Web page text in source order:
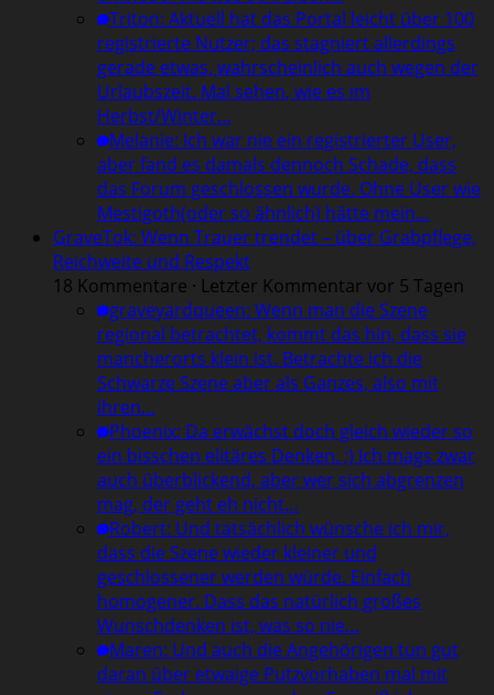
Triton: Aktuell hat das Portal leicht über 100
registrierte Nutzer; das stagniert allerdings
gerade etwas, wahrscheinlich auch wegen der
Urlaubszeit. Mal sehen, wie es im
Herbst/Winter…
Melanie: Ich war nie ein registrierter User,
aber fand es damals dennoch Schade, dass
das Forum geschlossen wurde. Ohne User wie
Mestigoth(oder so ähnlich) hätte mein…
GraveTok: Wenn Trauer trendet – über Grabpflege,
Reichweite und Respekt
18 Kommentare · Letzter Kommentar vor 5 Tagen
graveyardqueen: Wenn man die Szene
regional betrachtet, kommt das hin, dass sie
mancherorts klein ist. Betrachte ich die
Schwarze Szene aber als Ganzes, also mit
ihren…
Phoenix: Da erwächst doch gleich wieder so
ein bisschen elitäres Denken. ;) Ich mags zwar
auch überblickend, aber wer sich abgrenzen
mag, der geht eh nicht…
Robert: Und tatsächlich wünsche ich mir,
dass die Szene wieder kleiner und
geschlossener werden würde. Einfach
homogener. Dass das natürlich großes
Wunschdenken ist, was so nie…
Maren: Und auch die Angehörigen tun gut
daran über etwaige Putzvorhaben mal mit